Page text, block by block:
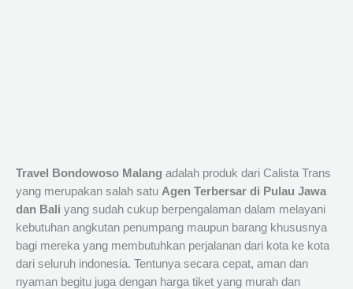
Travel Bondowoso Malang adalah produk dari Calista Trans
yang merupakan salah satu Agen Terbersar di Pulau Jawa
dan Bali yang sudah cukup berpengalaman dalam melayani
kebutuhan angkutan penumpang maupun barang khususnya
bagi mereka yang membutuhkan perjalanan dari kota ke kota
dari seluruh indonesia. Tentunya secara cepat, aman dan
nyaman begitu juga dengan harga tiket yang murah dan